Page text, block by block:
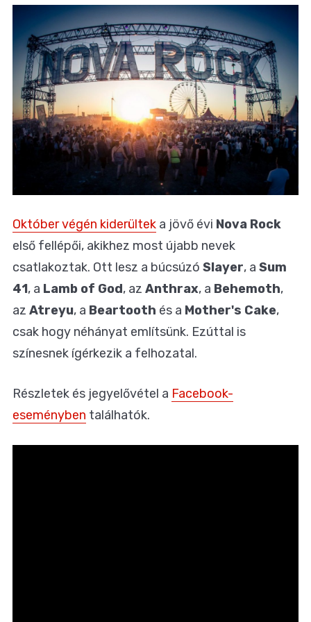
Október végén kiderültek a jövő évi Nova Rock
első fellépői, akikhez most újabb nevek
csatlakoztak. Ott lesz a búcsúzó Slayer, a Sum
41, a Lamb of God, az Anthrax, a Behemoth,
az Atreyu, a Beartooth és a Mother's Cake,
csak hogy néhányat említsünk. Ezúttal is
színesnek ígérkezik a felhozatal.
Részletek és jegyelővétel a Facebook-
eseményben találhatók.